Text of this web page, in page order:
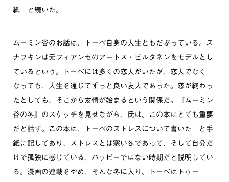
紙 と続いた。
ムーミン谷のお話は、トーベ自身の人生ともだぶっている。ス
ナフキンは元フィアンセのアートス・ビルタネンをモデルとし
ているという。トーベには多くの恋人がいたが、恋人でなく
なっても、人生を通じてずっと良い友人であった。恋が終わっ
たとしても、そこから友情が始まるという関係だ。『ムーミン
谷の冬』のスケッチを見せながら、氏は、この本はとても重要
だと話す。この本は、トーベのストレスについて書いた と手
紙に記してあり、ストレスとは寒い冬であって、そして自分だ
けで孤独に感じている、ハッピーではない時期だと説明してい
る。漫画の連載をやめ、そんな冬に入り、トーベはトゥー